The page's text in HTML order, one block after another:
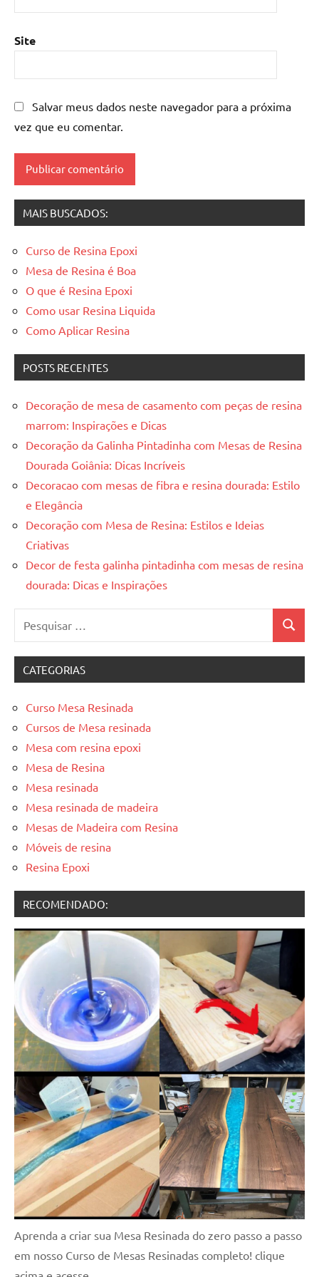
de
epoxi,
resinada,
Mesas
madeira
resinadas
Site
Salvar meus dados neste navegador para a próxima
vez que eu comentar.
MAIS BUSCADOS:
Curso de Resina Epoxi
Mesa de Resina é Boa
O que é Resina Epoxi
Como usar Resina Liquida
Como Aplicar Resina
POSTS RECENTES
Decoração de mesa de casamento com peças de resina
marrom: Inspirações e Dicas
Decoração da Galinha Pintadinha com Mesas de Resina
Dourada Goiânia: Dicas Incríveis
Decoracao com mesas de fibra e resina dourada: Estilo
e Elegância
Decoração com Mesa de Resina: Estilos e Ideias
Criativas
Decor de festa galinha pintadinha com mesas de resina
dourada: Dicas e Inspirações
CATEGORIAS
Curso Mesa Resinada
Cursos de Mesa resinada
Mesa com resina epoxi
Mesa de Resina
Mesa resinada
Mesa resinada de madeira
Mesas de Madeira com Resina
Móveis de resina
Resina Epoxi
RECOMENDADO:
Aprenda a criar sua Mesa Resinada do zero passo a passo
em nosso Curso de Mesas Resinadas completo! clique